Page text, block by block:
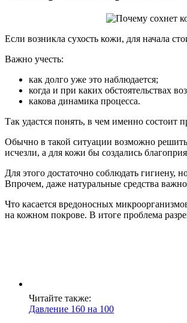
Если возникла сухость кожи, для начала
Важно учесть:
как долго уже это наблюдается;
когда и при каких обстоятельствах
какова динамика процесса.
Так удастся понять, в чем именно состоит
Обычно в такой ситуации возможно
исчезли, а для кожи бы создались
Для этого достаточно соблюдать гигиену,
Впрочем, даже натуральные средства
Что касается вредоносных
на кожном покрове. В итоге проблема
Читайте также:
Давление 160 на 100